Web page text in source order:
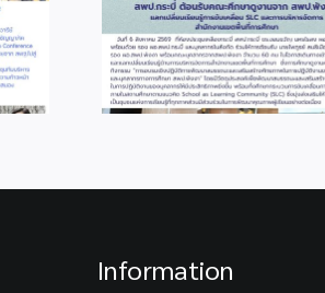
info 3-2
Information